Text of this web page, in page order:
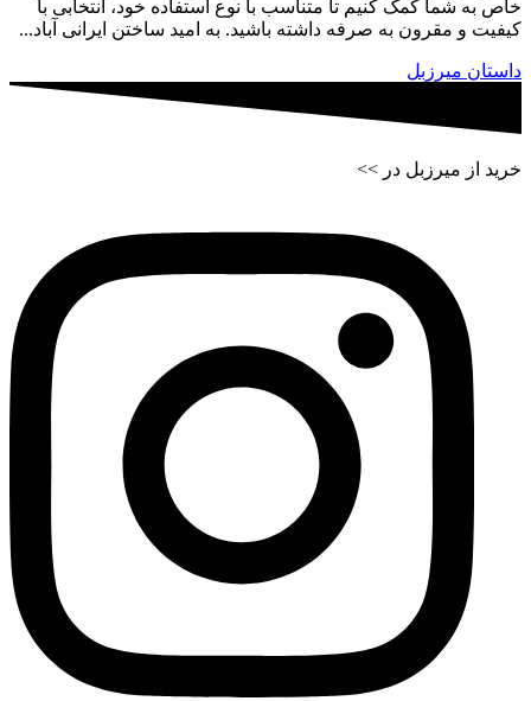
خاص به شما کمک کنیم تا متناسب با نوع استفاده خود، انتخابی با
کیفیت و مقرون به صرفه داشته باشید. به امید ساختن ایرانی آباد...
داستان میرزبل
خرید از میرزبل در >>